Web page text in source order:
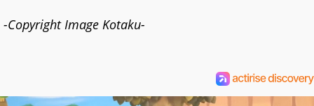
-Copyright Image Kotaku-